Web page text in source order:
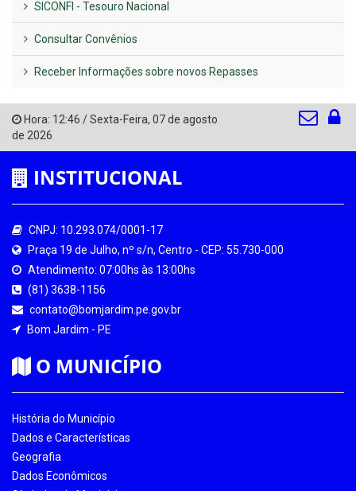
SICONFI - Tesouro Nacional
Consultar Convênios
Receber Informações sobre novos Repasses
Hora: 12:46 /Sexta-Feira, 07 de agosto
de 2026
INSTITUCIONAL
CNPJ: 10.293.074/0001-17
Praça 19 de Julho, nº s/n, Centro - CEP: 55.730-000
Atendimento: 07:00hs às 13:00hs
(81) 3638-1156
contato@bomjardim.pe.gov.br
Bom Jardim - PE
O MUNICÍPIO
História do Município
Dados e Características
Geografia
Dados Econômicos